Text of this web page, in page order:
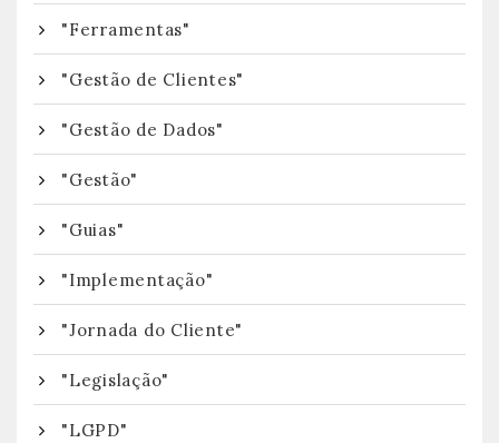
"Ferramentas"
"Gestão de Clientes"
"Gestão de Dados"
"Gestão"
"Guias"
"Implementação"
"Jornada do Cliente"
"Legislação"
"LGPD"